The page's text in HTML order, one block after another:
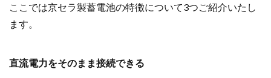
ここでは京セラ製蓄電池の特徴について3つご紹介いたし
ます。
直流電力をそのまま接続できる